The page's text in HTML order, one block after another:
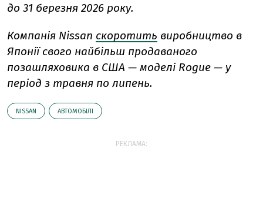
до 31 березня 2026 року.
Компанія Nissan скоротить виробництво в
Японії свого найбільш продаваного
позашляховика в США — моделі Rogue — у
період з травня по липень.
NISSAN АВТОМОБІЛІ
РЕКЛАМА: